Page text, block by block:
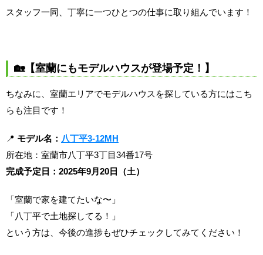
スタッフ一同、丁寧に一つひとつの仕事に取り組んでいます！
🏡【室蘭にもモデルハウスが登場予定！】
ちなみに、室蘭エリアでモデルハウスを探している方にはこち
らも注目です！
📍 モデル名： 八丁平3-12MH
所在地：室蘭市八丁平3丁目34番17号
完成予定日：2025年9月20日（土）
「室蘭で家を建てたいな〜」
「八丁平で土地探してる！」
という方は、今後の進捗もぜひチェックしてみてください！